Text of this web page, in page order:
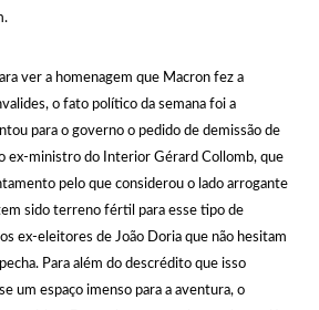
ver a homenagem que Macron fez a
o fato político da semana foi a
para o governo o pedido de demissão de
ex-ministro do Interior Gérard Collomb, que
pelo que considerou o lado arrogante
sido terreno fértil para esse tipo de
ex-eleitores de João Doria que não hesitam
Para além do descrédito que isso
um espaço imenso para a aventura, o